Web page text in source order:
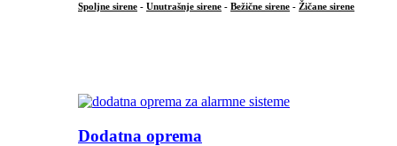
Spoljne sirene - Unutrašnje sirene - Bežične sirene - Žičane sirene
Dodatna oprema